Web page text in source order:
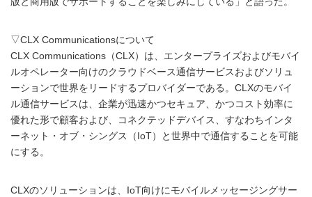
▽CLX Communicationsについて
CLX Communications（CLX）は、エンタープライズおよびモバイ
ルオペレーター向けのクラウドベース通信サービスおよびソリュ
ーションで世界をリードするプロバイダーである。CLXのモバイ
ル通信サービスは、企業が迅速かつセキュア、かつコスト効率に
優れた形で顧客および、コネクテッドデバイス、すなわちインタ
ーネット・オブ・シングス（IoT）と世界中で通信することを可能
にする。
CLXのソリューションは、IoT向けにモバイルメッセージングサー